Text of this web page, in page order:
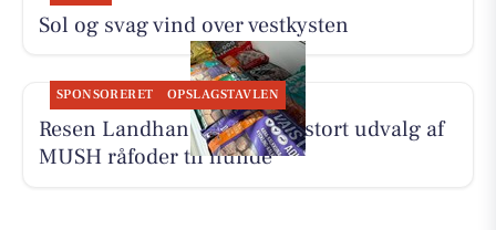
Sol og svag vind over vestkysten
SPONSORERET OPSLAGSTAVLEN
Resen Landhandel tilbyder stort udvalg af
MUSH råfoder til hunde